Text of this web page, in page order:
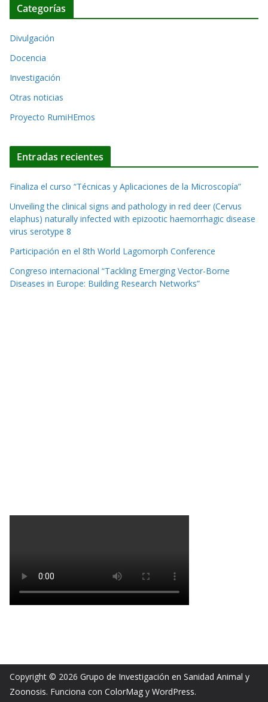
n
a
t
i
:
v
o
s
Categorías
Divulgación
Docencia
Investigación
Otras noticias
Proyecto RumiHEmos
Entradas recientes
Finaliza el curso “Técnicas y Aplicaciones de la Microscopía”
Unveiling the clinical signs and pathology in red deer (Cervus
elaphus) naturally infected with epizootic haemorrhagic disease
virus serotype 8
Participación en el 8th World Lagomorph Conference
Congreso internacional “Tackling Emerging Vector-Borne
Diseases in Europe: Building Research Networks”
Copyright © 2026 Grupo de Investigación en Sanidad Animal y
Zoonosis. Funciona con ColorMag y WordPress.